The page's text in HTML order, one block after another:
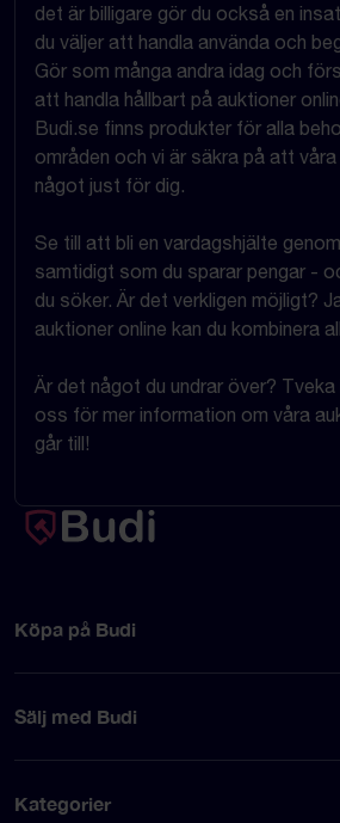
det är billigare gör du också en
du väljer att handla använda och
Gör som många andra idag och
att handla hållbart på auktioner
Budi.se finns produkter för alla
områden och vi är säkra på att
något just för dig.
Se till att bli en vardagshjälte
samtidigt som du sparar pengar -
du söker. Är det verkligen möjligt?
auktioner online kan du kombinera
Är det något du undrar över?
oss för mer information om våra
går till!
Köpa på Budi
Sälj med Budi
Kategorier